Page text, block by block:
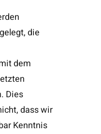
die
dem
Dies
dass wir
Kenntnis